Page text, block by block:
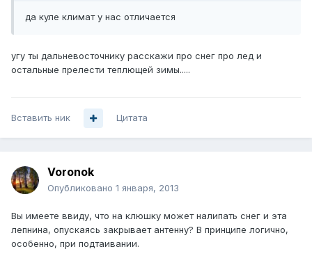
да куле климат у нас отличается
угу ты дальневосточнику расскажи про снег про лед и
остальные прелести теплющей зимы.....
Вставить ник Цитата
Voronok
Опубликовано 1 января, 2013
Вы имеете ввиду, что на клюшку может налипать снег и эта
лепнина, опускаясь закрывает антенну? В принципе логично,
особенно, при подтаивании.